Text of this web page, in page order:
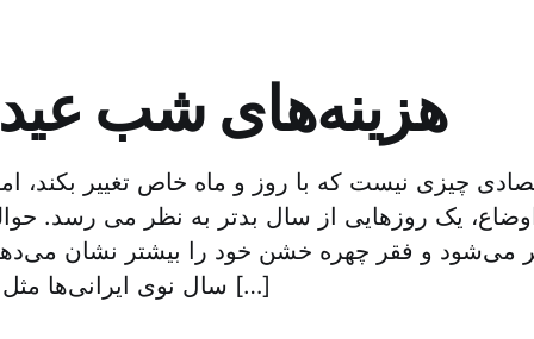
هزینه‌های شب عید
چیزی نیست که با روز و ماه خاص تغییر بکند،
یک روزهایی از سال بدتر به نظر می رسد.
می‌شود و فقر چهره خشن خود را بیشتر نشان
سال نوی ایرانی‌ها مثل هر جشن دیگری […]